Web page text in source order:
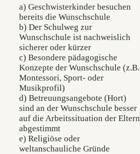
a) Geschwisterkinder besuchen
bereits die Wunschschule
b) Der Schulweg zur
Wunschschule ist nachweislich
sicherer oder kürzer
c) Besondere pädagogische
Konzepte der Wunschschule (z.B.
Montessori, Sport- oder
Musikprofil)
d) Betreuungsangebote (Hort)
sind an der Wunschschule besser
auf die Arbeitssituation der Eltern
abgestimmt
e) Religiöse oder
weltanschauliche Gründe